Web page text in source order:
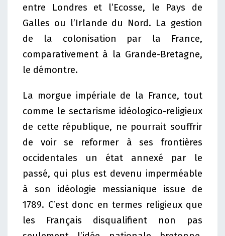
entre Londres et l’Ecosse, le Pays de
Galles ou l’Irlande du Nord. La gestion
de la colonisation par la France,
comparativement à la Grande-Bretagne,
le démontre.
La morgue impériale de la France, tout
comme le sectarisme idéologico-religieux
de cette république, ne pourrait souffrir
de voir se reformer à ses frontières
occidentales un état annexé par le
passé, qui plus est devenu imperméable
à son idéologie messianique issue de
1789. C’est donc en termes religieux que
les Français disqualifient non pas